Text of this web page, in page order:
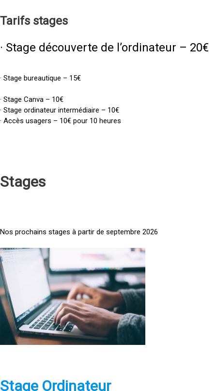
Tarifs stages
· Stage découverte de l’ordinateur – 20€
· Stage bureautique – 15€
· Stage Canva – 10€
· Stage ordinateur intermédiaire – 10€
· Accès usagers – 10€ pour 10 heures
Stages
Nos prochains stages à partir de septembre 2026
<
a
h
e
f
pStage Ordinateur